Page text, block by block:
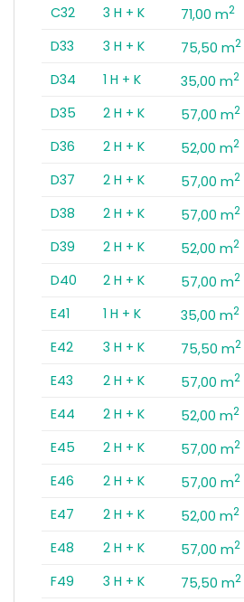
C32
3 H + K 71,00 m2
D33
3 H + K 75,50 m2
D34
1 H + K 35,00 m2
D35
2 H + K 57,00 m2
D36
2 H + K 52,00 m2
D37
2 H + K 57,00 m2
D38
2 H + K 57,00 m2
D39
2 H + K 52,00 m2
D40
2 H + K 57,00 m2
E41
1 H + K 35,00 m2
E42
3 H + K 75,50 m2
E43
2 H + K 57,00 m2
E44
2 H + K 52,00 m2
E45
2 H + K 57,00 m2
E46
2 H + K 57,00 m2
E47
2 H + K 52,00 m2
E48
2 H + K 57,00 m2
F49
3 H + K 75,50 m2